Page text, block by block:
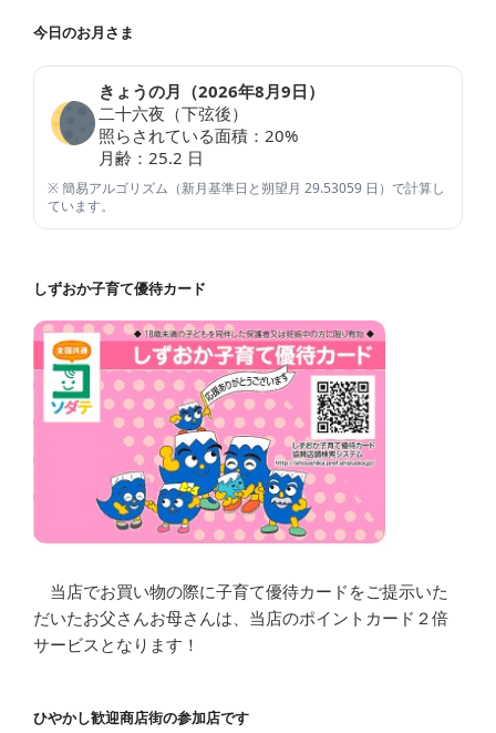
今日のお月さま
きょうの月（2026年8月9日 ）
二十六夜（下弦後）
照らされている面積： 20%
月齢： 25.2 日
※ 簡易アルゴリズム（新月基準日と朔望月 29.53059 日）で計算し
ています。
しずおか子育て優待カード
当店でお買い物の際に子育て優待カードをご提示いた
だいたお父さんお母さんは、当店のポイントカード２倍
サービスとなります！
ひやかし歓迎商店街の参加店です